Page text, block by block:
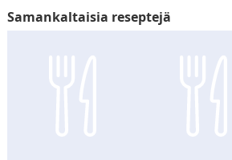
Samankaltaisia reseptejä